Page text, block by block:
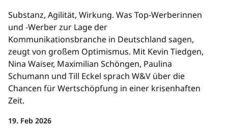
Substanz, Agilität, Wirkung. Was Top-Werberinnen
und -Werber zur Lage der
Kommunikationsbranche in Deutschland sagen,
zeugt von großem Optimismus. Mit Kevin Tiedgen,
Nina Waiser, Maximilian Schöngen, Paulina
Schumann und Till Eckel sprach W&V über die
Chancen für Wertschöpfung in einer krisenhaften
Zeit.
19. Feb 2026